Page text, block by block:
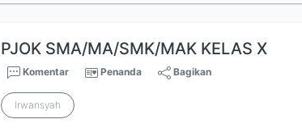
PJOK SMA/MA/SMK/MAK KELAS X
Komentar Penanda Bagikan
Irwansyah